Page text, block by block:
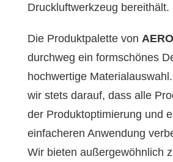
Druckluftwerkzeug bereithält.
Die Produktpalette von
durchweg ein formschönes
hochwertige
wir stets darauf, dass alle
der Produktoptimierung und
einfacheren Anwendung
Wir bieten außergewöhnlich